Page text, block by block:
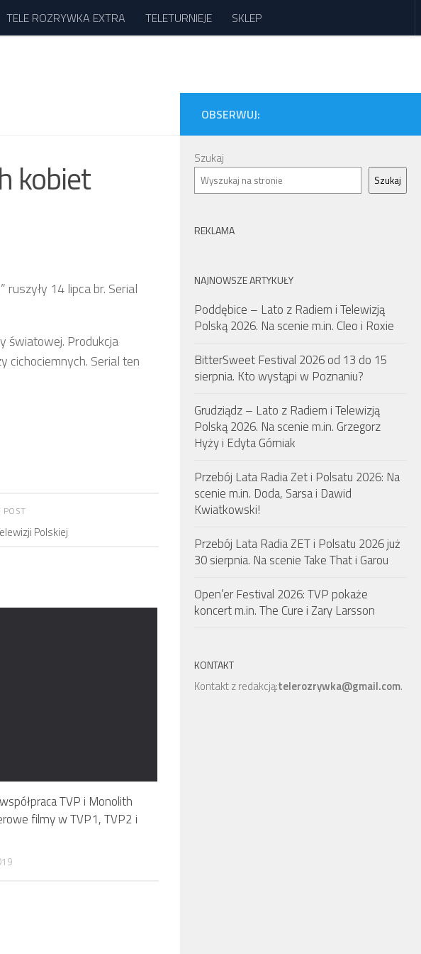
TELE ROZRYWKA EXTRA TELETURNIEJE SKLEP
kobiet
14 lipca br. Serial
światowej. Produkcja
cichociemnych. Serial ten
POST
Polskiej
TVP i Monolith
filmy w TVP1, TVP2 i
OBSERWUJ:
Szukaj
Szukaj
REKLAMA
NAJNOWSZE ARTYKUŁY
Poddębice – Lato z Radiem i Telewizją
Polską 2026. Na scenie m.in. Cleo i Roxie
BitterSweet Festival 2026 od 13 do 15
sierpnia. Kto wystąpi w Poznaniu?
Grudziądz – Lato z Radiem i Telewizją
Polską 2026. Na scenie m.in. Grzegorz
Hyży i Edyta Górniak
Przebój Lata Radia Zet i Polsatu 2026: Na
scenie m.in. Doda, Sarsa i Dawid
Kwiatkowski!
Przebój Lata Radia ZET i Polsatu 2026 już
30 sierpnia. Na scenie Take That i Garou
Open’er Festival 2026: TVP pokaże
koncert m.in. The Cure i Zary Larsson
KONTAKT
Kontakt z redakcją:telerozrywka@gmail.com.